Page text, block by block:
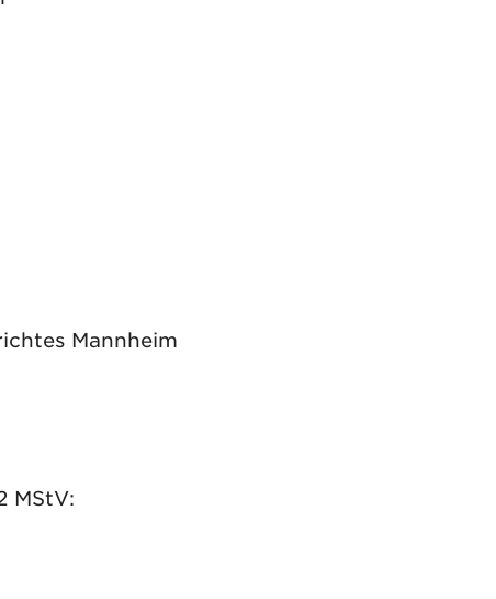
Mannheim
MStV: